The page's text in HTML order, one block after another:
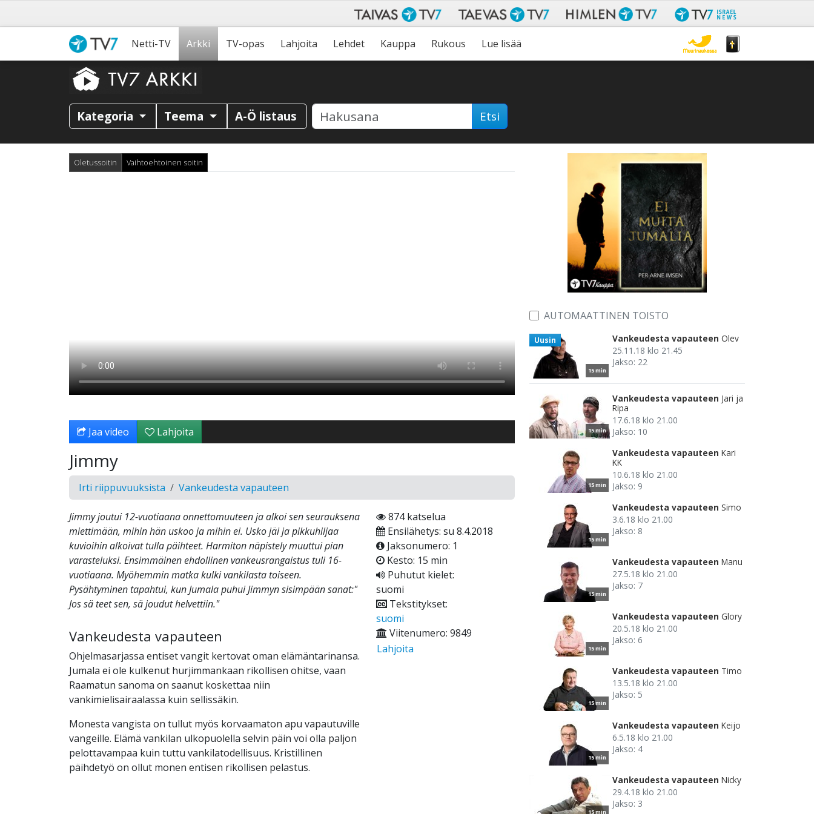
Netti-TV Arkki TV-opas Lahjoita Lehdet Kauppa Rukous Lue lisää
Kategoria Teema A-Ö listaus Etsi
Oletussoitin Vaihtoehtoinen soitin
Jaa video Lahjoita
Jimmy
Irti riippuvuuksista Vankeudesta vapauteen
Jimmy joutui 12-vuotiaana onnettomuuteen ja alkoi sen seurauksena
miettimään, mihin hän uskoo ja mihin ei. Usko jäi ja pikkuhiljaa
kuvioihin alkoivat tulla päihteet. Harmiton näpistely muuttui pian
varasteluksi. Ensimmäinen ehdollinen vankeusrangaistus tuli 16-
vuotiaana. Myöhemmin matka kulki vankilasta toiseen.
Pysähtyminen tapahtui, kun Jumala puhui Jimmyn sisimpään sanat:"
Jos sä teet sen, sä joudut helvettiin."
Vankeudesta vapauteen
Ohjelmasarjassa entiset vangit kertovat oman elämäntarinansa.
Jumala ei ole kulkenut hurjimmankaan rikollisen ohitse, vaan
Raamatun sanoma on saanut koskettaa niin
vankimielisairaalassa kuin sellissäkin.
Monesta vangista on tullut myös korvaamaton apu vapautuville
vangeille. Elämä vankilan ulkopuolella selvin päin voi olla paljon
pelottavampaa kuin tuttu vankilatodellisuus. Kristillinen
päihdetyö on ollut monen entisen rikollisen pelastus.
874 katselua
Ensilähetys: su 8.4.2018
Jaksonumero: 1
Kesto: 15 min
Puhutut kielet:
suomi
Tekstitykset:
suomi
Viitenumero: 9849
Lahjoita
AUTOMAATTINEN TOISTO
15 min
Uusin Vankeudesta vapauteen Olev
25.11.18 klo 21.45
Jakso: 22
15 min
Vankeudesta vapauteen Jari ja
Ripa
17.6.18 klo 21.00
Jakso: 10
15 min
Vankeudesta vapauteen Kari
KK
10.6.18 klo 21.00
Jakso: 9
15 min
Vankeudesta vapauteen Simo
3.6.18 klo 21.00
Jakso: 8
15 min
Vankeudesta vapauteen Manu
27.5.18 klo 21.00
Jakso: 7
15 min
Vankeudesta vapauteen Glory
20.5.18 klo 21.00
Jakso: 6
15 min
Vankeudesta vapauteen Timo
13.5.18 klo 21.00
Jakso: 5
15 min
Vankeudesta vapauteen Keijo
6.5.18 klo 21.00
Jakso: 4
15 min
Vankeudesta vapauteen Nicky
29.4.18 klo 21.00
Jakso: 3